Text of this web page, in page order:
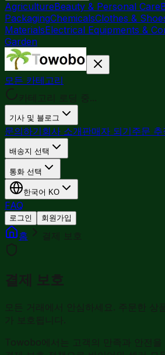
AgricultureBeauty & Personal Care
PackagingChemicalsClothes &
MaterialsElectrical Equipments &
Garden
모든 카테고리
카테고리 로딩 중...
기사 및 블로그
문의하기회사 소개판매자 되기주문 추
배송지 선택
통화 선택
한국어 KO
FAQ
로그인 회원가입
홈 결제 보호
결제 보호
모든 거래에서 안심하세요. 주문한 상
가 보호됩니다.
Towobo에서는 고객의 만족과 안전을